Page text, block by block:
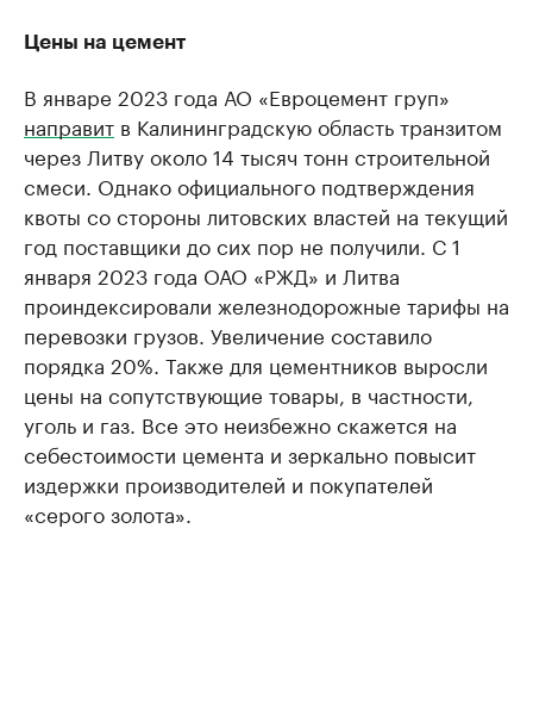
Цены на цемент
В январе 2023 года АО «Евроцемент груп»
направит в Калининградскую область транзитом
через Литву около 14 тысяч тонн строительной
смеси. Однако официального подтверждения
квоты со стороны литовских властей на текущий
год поставщики до сих пор не получили. С 1
января 2023 года ОАО «РЖД» и Литва
проиндексировали железнодорожные тарифы на
перевозки грузов. Увеличение составило
порядка 20%. Также для цементников выросли
цены на сопутствующие товары, в частности,
уголь и газ. Все это неизбежно скажется на
себестоимости цемента и зеркально повысит
издержки производителей и покупателей
«серого золота».